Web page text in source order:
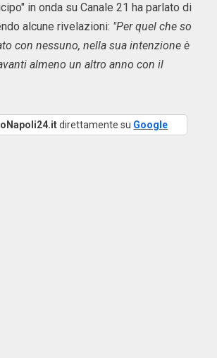
in onda su Canale 21 ha parlato di
alcune rivelazioni: "Per quel che so
con nessuno, nella sua intenzione è
almeno un altro anno con il
direttamente su Google